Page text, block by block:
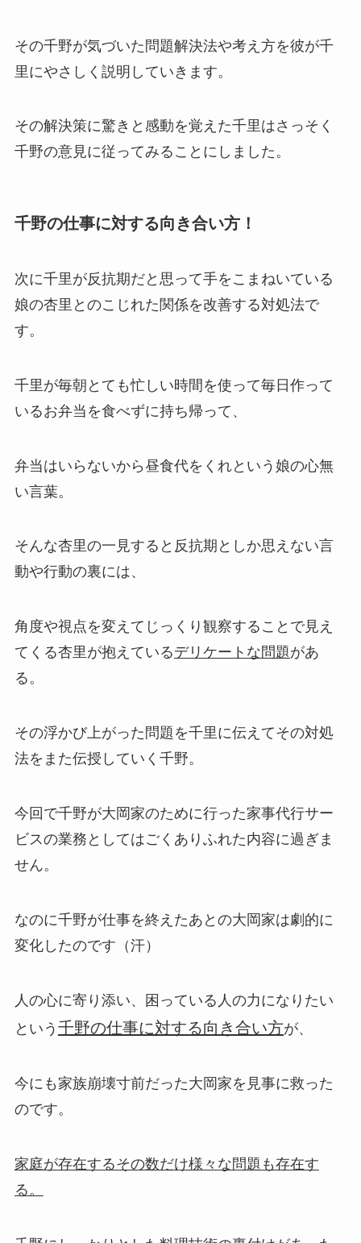
その千野が気づいた問題解決法や考え方を彼が千
里にやさしく説明していきます。
その解決策に驚きと感動を覚えた千里はさっそく
千野の意見に従ってみることにしました。
千野の仕事に対する向き合い方！
次に千里が反抗期だと思って手をこまねいている
娘の杏里とのこじれた関係を改善する対処法で
す。
千里が毎朝とても忙しい時間を使って毎日作って
いるお弁当を食べずに持ち帰って、
弁当はいらないから昼食代をくれという娘の心無
い言葉。
そんな杏里の一見すると反抗期としか思えない言
動や行動の裏には、
角度や視点を変えてじっくり観察することで見え
てくる杏里が抱えているデリケートな問題があ
る。
その浮かび上がった問題を千里に伝えてその対処
法をまた伝授していく千野。
今回で千野が大岡家のために行った家事代行サー
ビスの業務としてはごくありふれた内容に過ぎま
せん。
なのに千野が仕事を終えたあとの大岡家は劇的に
変化したのです（汗）
人の心に寄り添い、困っている人の力になりたい
という 千野の仕事に対する向き合い方が、
今にも家族崩壊寸前だった大岡家を見事に救った
のです。
家庭が存在するその数だけ様々な問題も存在す
る。